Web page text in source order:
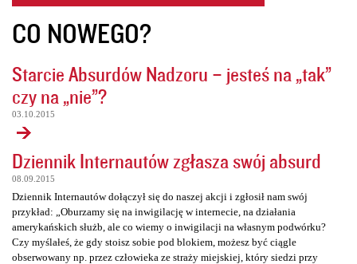
CO NOWEGO?
Starcie Absurdów Nadzoru – jesteś na „tak”
czy na „nie”?
03.10.2015
Dziennik Internautów zgłasza swój absurd
08.09.2015
Dziennik Internautów dołączył się do naszej akcji i zgłosił nam swój
przykład: „Oburzamy się na inwigilację w internecie, na działania
amerykańskich służb, ale co wiemy o inwigilacji na własnym podwórku?
Czy myślałeś, że gdy stoisz sobie pod blokiem, możesz być ciągle
obserwowany np. przez człowieka ze straży miejskiej, który siedzi przy